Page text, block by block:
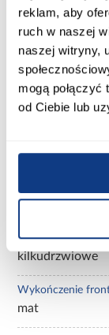
reklam, aby
ruch w naszej
naszej witryny,
mogą
od Ciebie lub
Kolor frontów:
biały
Kolor korpusu:
biały
białe
bez lustra
Ilość drzwi:
kilkudrzwiowe
Wykończenie
mat